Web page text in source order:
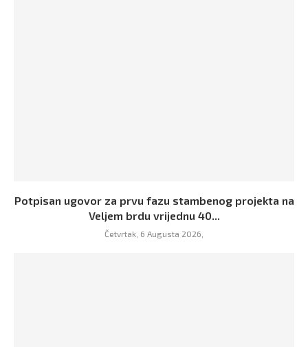
Potpisan ugovor za prvu fazu stambenog projekta na
Veljem brdu vrijednu 40...
Četvrtak, 6 Augusta 2026,